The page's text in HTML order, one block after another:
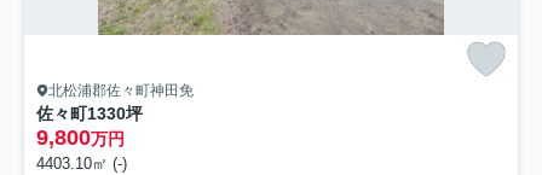
北松浦郡佐々町神田免
佐々町1330坪
9,800万円
4403.10㎡ (-)